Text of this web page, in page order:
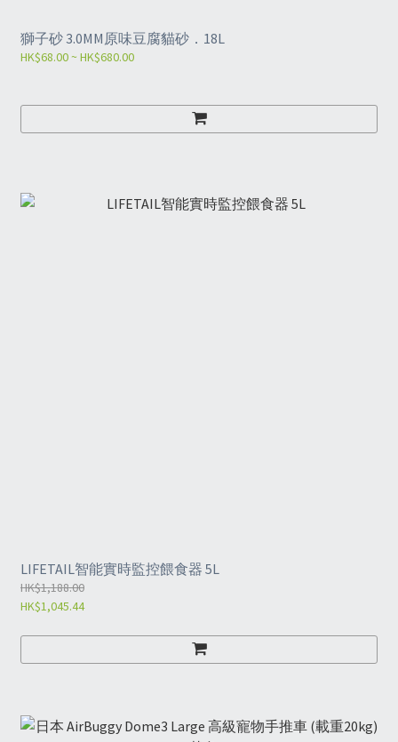
獅子砂 3.0MM原味豆腐貓砂．18L
HK$68.00 ~ HK$680.00
LIFETAIL智能實時監控餵食器 5L
HK$1,188.00
HK$1,045.44